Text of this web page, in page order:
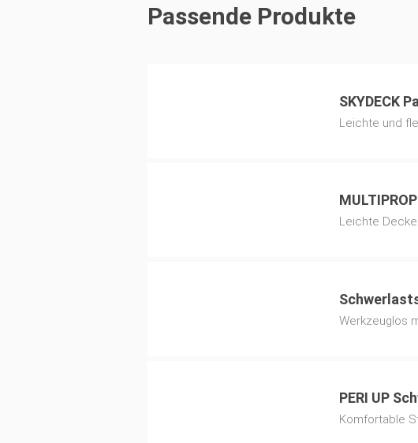
Passende Produkte
SKYDECK
Leichte und
Leichte
Werkzeuglos
PERI UP
Komfortable